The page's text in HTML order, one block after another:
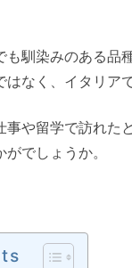
も馴染みのある
なく、イタリア
や留学で訪れた
でしょうか。